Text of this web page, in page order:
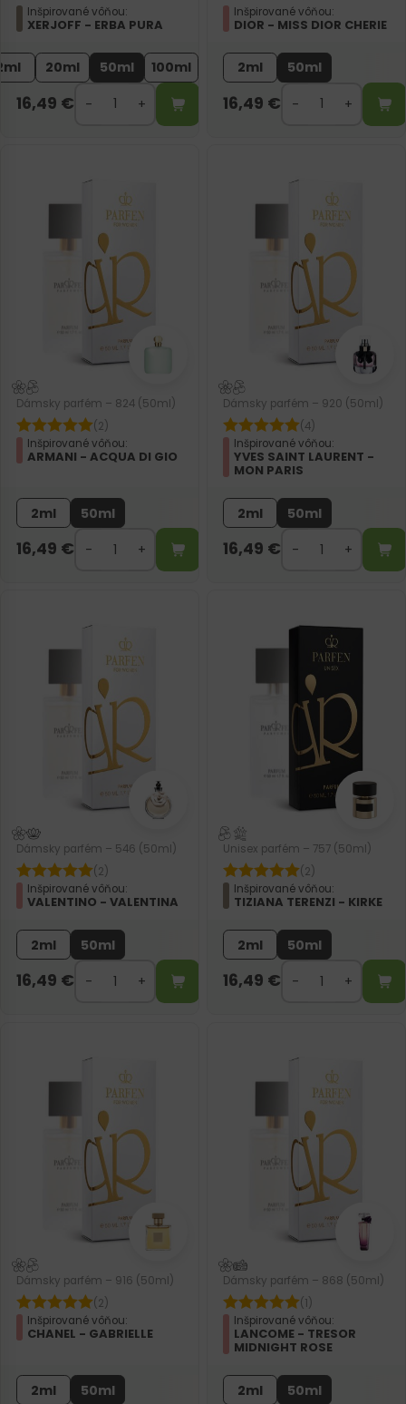
Inšpirované vôňou:
XERJOFF - ERBA PURA
20ml 50ml 100ml
16,49 €
Inšpirované vôňou:
DIOR - MISS DIOR CHERIE
2ml 50ml
16,49 €
Dámsky parfém – 824 (50ml)
(2)
Inšpirované vôňou:
ARMANI - ACQUA DI GIO
2ml 50ml
16,49 €
Dámsky parfém – 920 (50ml)
(4)
Inšpirované vôňou:
YVES SAINT LAURENT -
MON PARIS
2ml 50ml
16,49 €
Dámsky parfém – 546 (50ml)
(2)
Inšpirované vôňou:
VALENTINO - VALENTINA
2ml 50ml
16,49 €
Unisex parfém – 757 (50ml)
(2)
Inšpirované vôňou:
TIZIANA TERENZI - KIRKE
2ml 50ml
16,49 €
Dámsky parfém – 916 (50ml)
(2)
Inšpirované vôňou:
CHANEL - GABRIELLE
2ml 50ml
Dámsky parfém – 868 (50ml)
(1)
Inšpirované vôňou:
LANCOME - TRESOR
MIDNIGHT ROSE
2ml 50ml